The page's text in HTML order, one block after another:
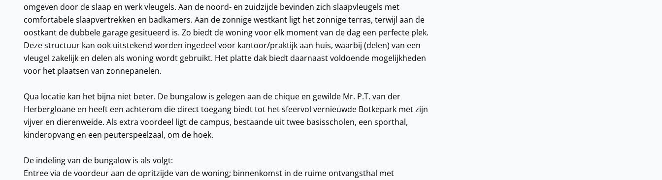
omgeven door de slaap en werk vleugels. Aan de noord- en zuidzijde bevinden zich slaapvleugels met
comfortabele slaapvertrekken en badkamers. Aan de zonnige westkant ligt het zonnige terras, terwijl aan de
oostkant de dubbele garage gesitueerd is. Zo biedt de woning voor elk moment van de dag een perfecte plek.
Deze structuur kan ook uitstekend worden ingedeel voor kantoor/praktijk aan huis, waarbij (delen) van een
vleugel zakelijk en delen als woning wordt gebruikt. Het platte dak biedt daarnaast voldoende mogelijkheden
voor het plaatsen van zonnepanelen.
Qua locatie kan het bijna niet beter. De bungalow is gelegen aan de chique en gewilde Mr. P.T. van der
Herbergloane en heeft een achterom die direct toegang biedt tot het sfeervol vernieuwde Botkepark met zijn
vijver en dierenweide. Als extra voordeel ligt de campus, bestaande uit twee basisscholen, een sporthal,
kinderopvang en een peuterspeelzaal, om de hoek.
De indeling van de bungalow is als volgt:
Entree via de voordeur aan de opritzijde van de woning; binnenkomst in de ruime ontvangsthal met